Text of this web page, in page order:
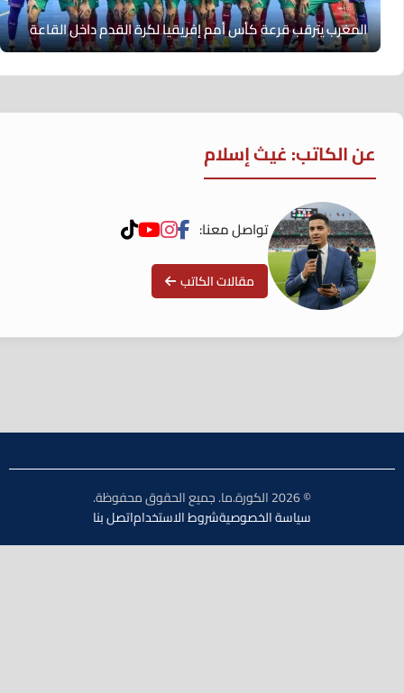
المغرب يترقب قرعة كأس أمم إفريقيا لكرة القدم داخل القاعة
عن الكاتب: غيث إسلام
تواصل معنا:
مقالات الكاتب
سياسة الخصوصيةشروط الاستخداماتصل بنا